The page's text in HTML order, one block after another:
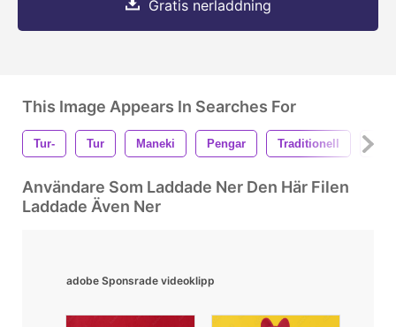
Gratis nerladdning
This Image Appears In Searches For
Tur- Tur Maneki Pengar Traditionell
Användare Som Laddade Ner Den Här Filen
Laddade Även Ner
adobe Sponsrade videoklipp